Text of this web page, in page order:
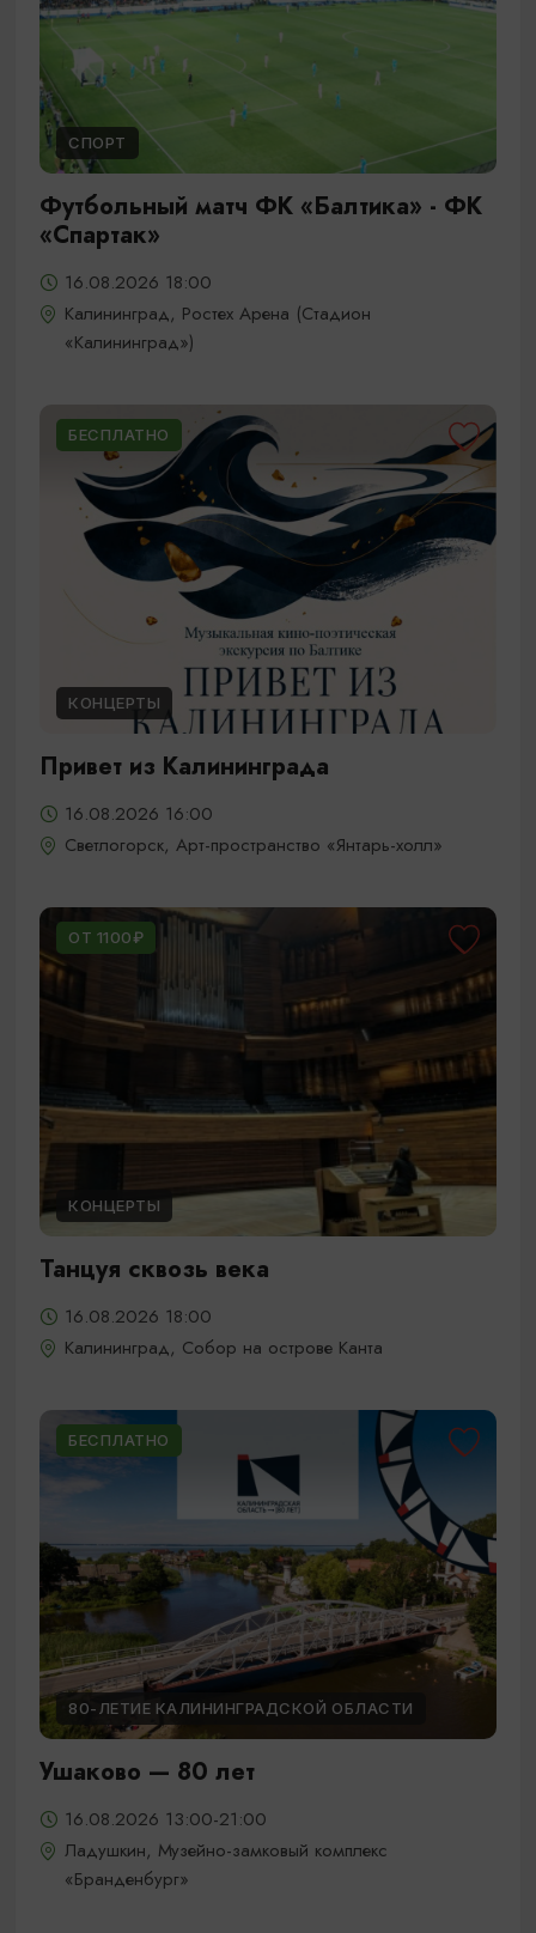
СПОРТ
Футбольный матч ФК «Балтика» - ФК
«Спартак»
16.08.2026 18:00
Калининград, Ростех Арена (Стадион
«Калининград»)
БЕСПЛАТНО
КОНЦЕРТЫ
Привет из Калининграда
16.08.2026 16:00
Светлогорск, Арт-пространство «Янтарь-холл»
ОТ 1100₽
КОНЦЕРТЫ
Танцуя сквозь века
16.08.2026 18:00
Калининград, Собор на острове Канта
БЕСПЛАТНО
80-ЛЕТИЕ КАЛИНИНГРАДСКОЙ ОБЛАСТИ
Ушаково — 80 лет
16.08.2026 13:00-21:00
Ладушкин, Музейно-замковый комплекс
«Бранденбург»